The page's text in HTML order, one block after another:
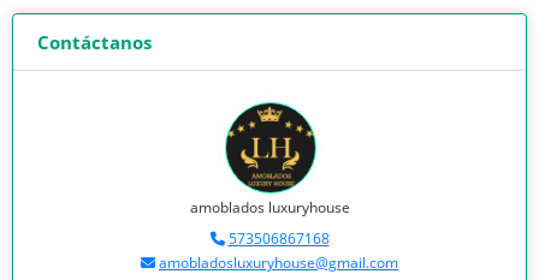
Contáctanos
amoblados luxuryhouse
573506867168
amobladosluxuryhouse@gmail.com